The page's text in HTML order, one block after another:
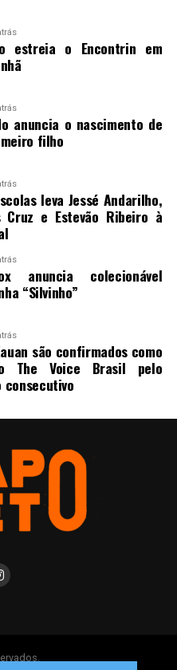
estreia o Encontrin em
anuncia o nascimento de
filho
leva Jessé Andarilho,
Cruz e Estevão Ribeiro à
anuncia colecionável
“Silvinho”
são confirmados como
The Voice Brasil pelo
consecutivo